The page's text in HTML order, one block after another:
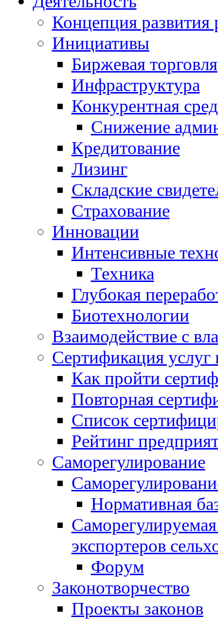
Концепция развития
Инициативы
Биржевая торговля
Инфраструктура
Конкурентная
Снижение
Кредитование
Лизинг
Складские
Страхование
Инновации
Интенсивные
Техника
Глубокая
Биотехнологии
Взаимодействие с
Сертификация услуг
Как пройти
Повторная
Список
Рейтинг
Саморегулирование
Нормативная
экспортеров
Форум
Законотворчество
Проекты законов